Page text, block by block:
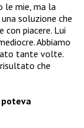
le mie, ma la
soluzione che
con piacere. Lui
Abbiamo
tante volte.
risultato che